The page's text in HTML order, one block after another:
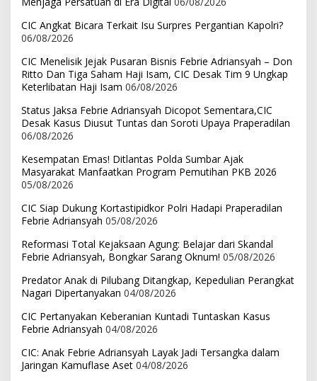
CIC Angkat Bicara Terkait Isu Surpres Pergantian Kapolri?
06/08/2026
CIC Menelisik Jejak Pusaran Bisnis Febrie Adriansyah – Don
Ritto Dan Tiga Saham Haji Isam, CIC Desak Tim 9 Ungkap
Keterlibatan Haji Isam 06/08/2026
Status Jaksa Febrie Adriansyah Dicopot Sementara,CIC
Desak Kasus Diusut Tuntas dan Soroti Upaya Praperadilan
06/08/2026
Kesempatan Emas! Ditlantas Polda Sumbar Ajak
Masyarakat Manfaatkan Program Pemutihan PKB 2026
05/08/2026
CIC Siap Dukung Kortastipidkor Polri Hadapi Praperadilan
Febrie Adriansyah 05/08/2026
Reformasi Total Kejaksaan Agung: Belajar dari Skandal
Febrie Adriansyah, Bongkar Sarang Oknum! 05/08/2026
Predator Anak di Pilubang Ditangkap, Kepedulian Perangkat
Nagari Dipertanyakan 04/08/2026
CIC Pertanyakan Keberanian Kuntadi Tuntaskan Kasus
Febrie Adriansyah 04/08/2026
CIC: Anak Febrie Adriansyah Layak Jadi Tersangka dalam
Jaringan Kamuflase Aset 04/08/2026